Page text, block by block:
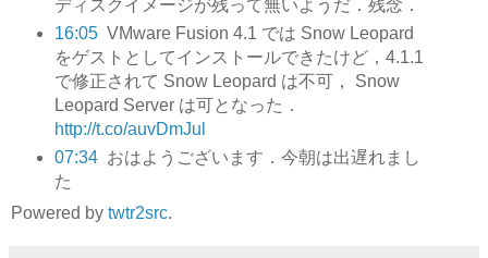
ディスクイメージが残って無いようだ．残念．
16:05 VMware Fusion 4.1 では Snow Leopard
をゲストとしてインストールできたけど，4.1.1
で修正されて Snow Leopard は不可， Snow
Leopard Server は可となった．
http://t.co/auvDmJul
07:34 おはようございます．今朝は出遅れまし
た
Powered by twtr2src.